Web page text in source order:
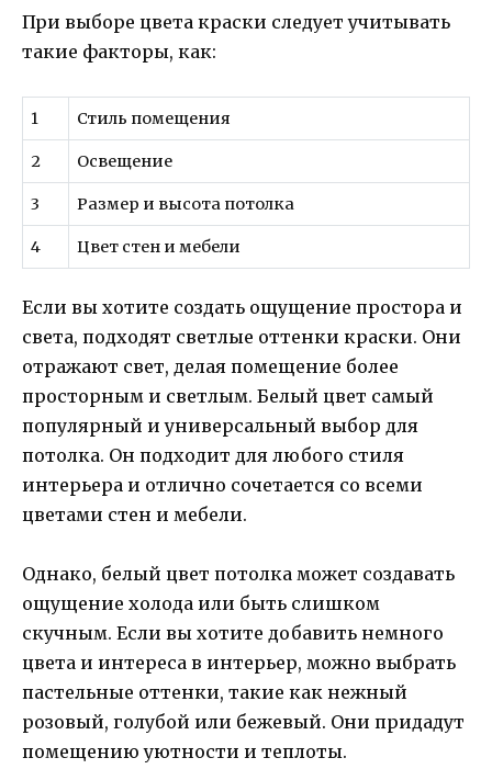
При выборе цвета краски следует учитывать
такие факторы, как:
1 Стиль помещения
2 Освещение
3 Размер и высота потолка
4 Цвет стен и мебели
Если вы хотите создать ощущение простора и
света, подходят светлые оттенки краски. Они
отражают свет, делая помещение более
просторным и светлым. Белый цвет самый
популярный и универсальный выбор для
потолка. Он подходит для любого стиля
интерьера и отлично сочетается со всеми
цветами стен и мебели.
Однако, белый цвет потолка может создавать
ощущение холода или быть слишком
скучным. Если вы хотите добавить немного
цвета и интереса в интерьер, можно выбрать
пастельные оттенки, такие как нежный
розовый, голубой или бежевый. Они придадут
помещению уютности и теплоты.